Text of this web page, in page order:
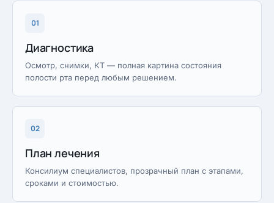
01
Диагностика
Осмотр, снимки, КТ — полная картина состояния
полости рта перед любым решением.
02
План лечения
Консилиум специалистов, прозрачный план с этапами,
сроками и стоимостью.